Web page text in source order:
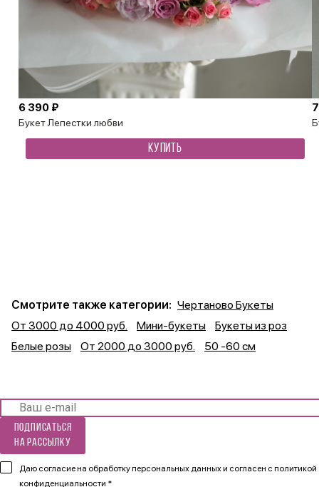
Букет Лепестки любви
6 390 ₽
КУПИТЬ
Смотрите также категории: Чертаново Букеты
От 3000 до 4000 руб.
Мини-букеты
Букеты из роз
Белые розы
От 2000 до 3000 руб. 50 -60 см
Подписаться
на рассылку
Даю согласие на обработку персональных данных и согласен с политикой
конфиденциальности *